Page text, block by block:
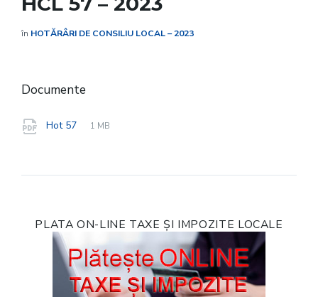
în HOTĂRÂRI DE CONSILIU LOCAL – 2023
Documente
Hot 57
File
pdf
File
1 MB
PLATA ON-LINE TAXE ȘI IMPOZITE LOCALE